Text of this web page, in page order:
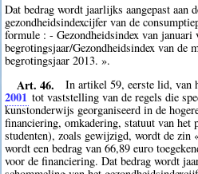
Dat bedrag wordt jaarlijks aangepast aan
gezondheidsindexcijfer van de
formule : - Gezondheidsindex van januari
begrotingsjaar/Gezondheidsindex van de
begrotingsjaar 2013. ».
Art. 46. In artikel 59, eerste lid, van
2001 tot vaststelling van de regels die
kunstonderwijs georganiseerd in de
financiering, omkadering, statuut van het
studenten), zoals gewijzigd, wordt de zin
wordt een bedrag van 66,89 euro
voor de financiering. Dat bedrag wordt